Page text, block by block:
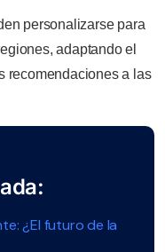
personalizarse para
adaptando el
recomendaciones a las
¿El futuro de la